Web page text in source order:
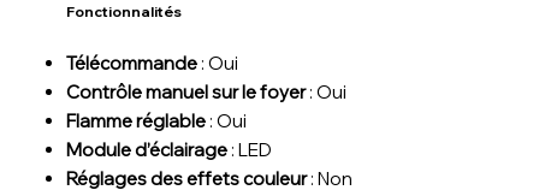
Fonctionnalités
Télécommande : Oui
Contrôle manuel sur le foyer: Oui
Flamme réglable: Oui
Module d’éclairage: LED
Réglages des effets couleur: Non